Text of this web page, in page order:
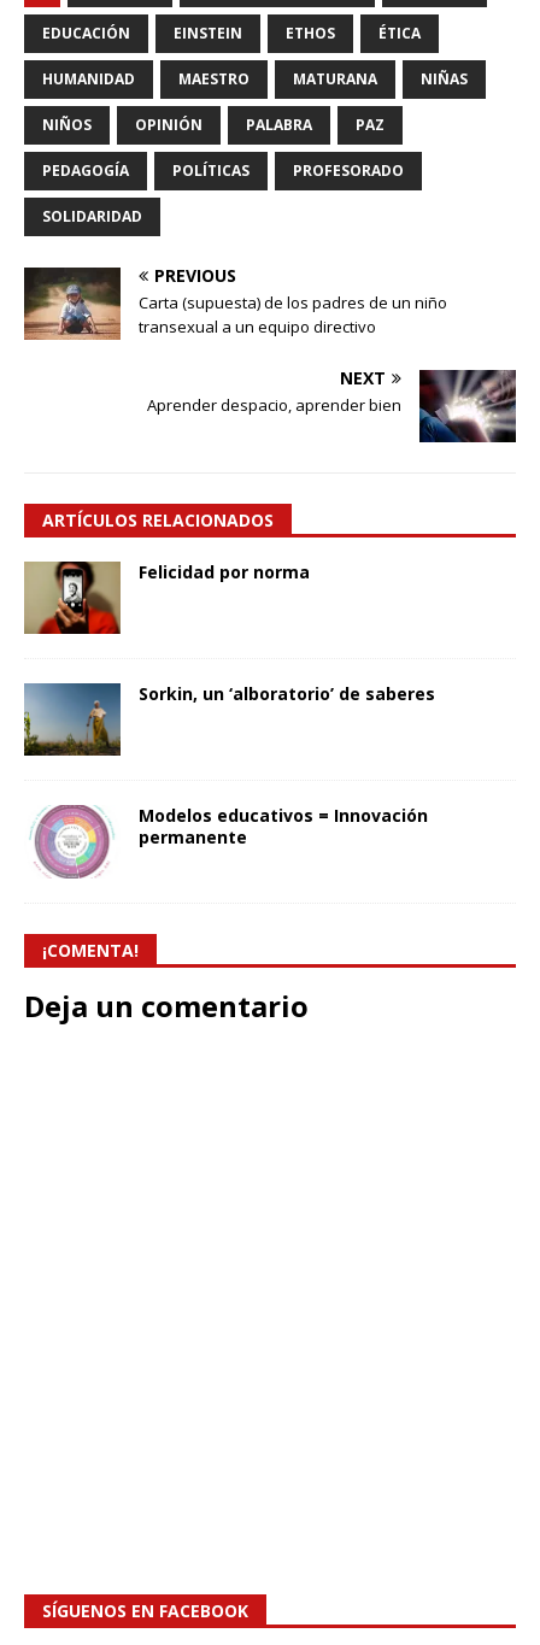
EDUCACIÓN EINSTEIN ETHOS ÉTICA
HUMANIDAD MAESTRO MATURANA NIÑAS
NIÑOS OPINIÓN PALABRA PAZ
PEDAGOGÍA POLÍTICAS PROFESORADO
SOLIDARIDAD
PREVIOUS
Carta (supuesta) de los padres de un niño
transexual a un equipo directivo
NEXT
Aprender despacio, aprender bien
ARTÍCULOS RELACIONADOS
Felicidad por norma
Sorkin, un ‘alboratorio’ de saberes
Modelos educativos = Innovación
permanente
¡COMENTA!
Deja un comentario
SÍGUENOS EN FACEBOOK